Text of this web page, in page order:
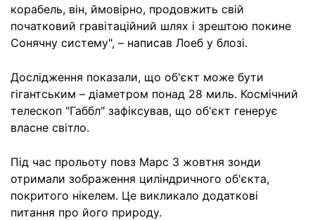
корабель, він, ймовірно, продовжить свій
початковий гравітаційний шлях і зрештою покине
Сонячну систему", – написав Лоеб у блозі.
Дослідження показали, що об'єкт може бути
гігантським – діаметром понад 28 миль. Космічний
телескоп "Габбл" зафіксував, що об'єкт генерує
власне світло.
Під час прольоту повз Марс 3 жовтня зонди
отримали зображення циліндричного об'єкта,
покритого нікелем. Це викликало додаткові
питання про його природу.